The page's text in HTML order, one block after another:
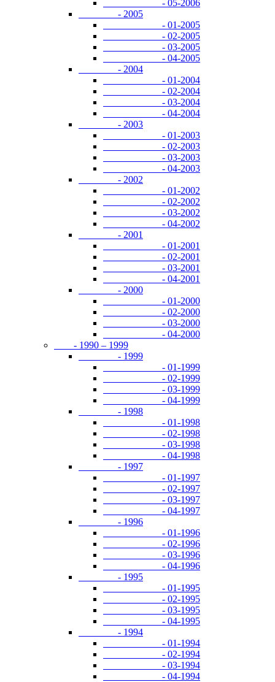
- 05-2006
- 2005
- 01-2005
- 02-2005
- 03-2005
- 04-2005
- 2004
- 01-2004
- 02-2004
- 03-2004
- 04-2004
- 2003
- 01-2003
- 02-2003
- 03-2003
- 04-2003
- 2002
- 01-2002
- 02-2002
- 03-2002
- 04-2002
- 2001
- 01-2001
- 02-2001
- 03-2001
- 04-2001
- 2000
- 01-2000
- 02-2000
- 03-2000
- 04-2000
- 1990 – 1999
- 1999
- 01-1999
- 02-1999
- 03-1999
- 04-1999
- 1998
- 01-1998
- 02-1998
- 03-1998
- 04-1998
- 1997
- 01-1997
- 02-1997
- 03-1997
- 04-1997
- 1996
- 01-1996
- 02-1996
- 03-1996
- 04-1996
- 1995
- 01-1995
- 02-1995
- 03-1995
- 04-1995
- 1994
- 01-1994
- 02-1994
- 03-1994
- 04-1994